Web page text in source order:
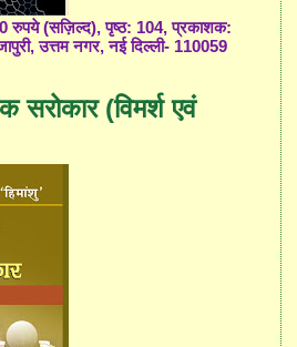
रुपये (सज़िल्द), पृष्ठ: 104, प्रकाशक:
उत्तम नगर, नई दिल्ली- 110059
(विमर्श एवं